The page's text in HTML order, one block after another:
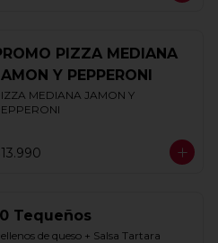
PIZZA MEDIANA
Y PEPPERONI
MEDIANA JAMON Y
Tequeños
de queso + Salsa Tartara